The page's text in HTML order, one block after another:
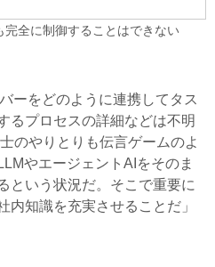
全に制御することはできない
ーをどのように連携してタス
るプロセスの詳細などは不明
のやりとりも伝言ゲームのよ
やエージェントAIをそのま
という状況だ。そこで重要に
内知識を充実させることだ」